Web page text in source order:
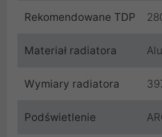
Rekomendowane TDP
Materiał radiatora
Wymiary radiatora
Podświetlenie